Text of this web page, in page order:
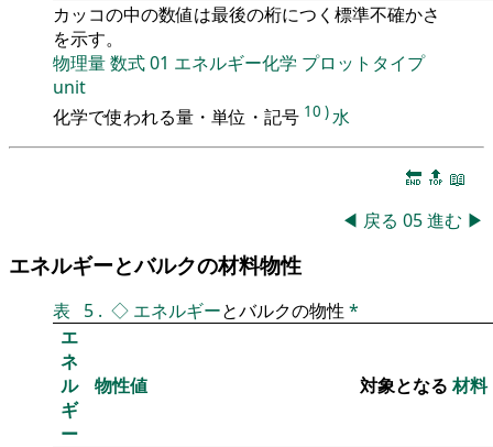
カッコの中の数値は最後の桁につく標準不確かさ
を示す。
物理量数式01 エネルギー化学 プロットタイプ
unit
化学で使われる量・単位・記号 10 )水
🔚 🔝 📖
◀ 戻る 05進む ▶
エネルギーとバルクの材料物性
表 5 . ◇ エネルギーとバルクの物性 *
エ
ネ
ル
ギ
ー
物性値 対象となる材料